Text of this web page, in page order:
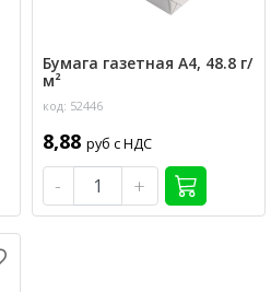
Бумага газетная А4, 48.8 г/
м²
код: 52446
8,88 руб с НДС
- +